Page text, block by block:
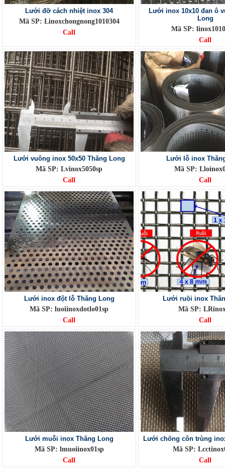
Lưới đỡ cách nhiệt inox 304
Mã SP: Linoxchongnong1010304
Call
Lưới inox 10x10 đan ô
Long
Mã SP:
Call
Lưới vuông inox 50x50 Thăng Long
Mã SP: Lvinox5050sp
Call
Lưới lỗ inox
Mã SP:
Call
Lưới inox đột lỗ Thăng Long
Mã SP: luoiinoxdotlo01sp
Call
Lưới ruồi inox
Mã SP:
Call
Lưới muỗi inox Thăng Long
Mã SP: lmuoiinox01sp
Call
Lưới chống côn trùng
Mã SP:
Call